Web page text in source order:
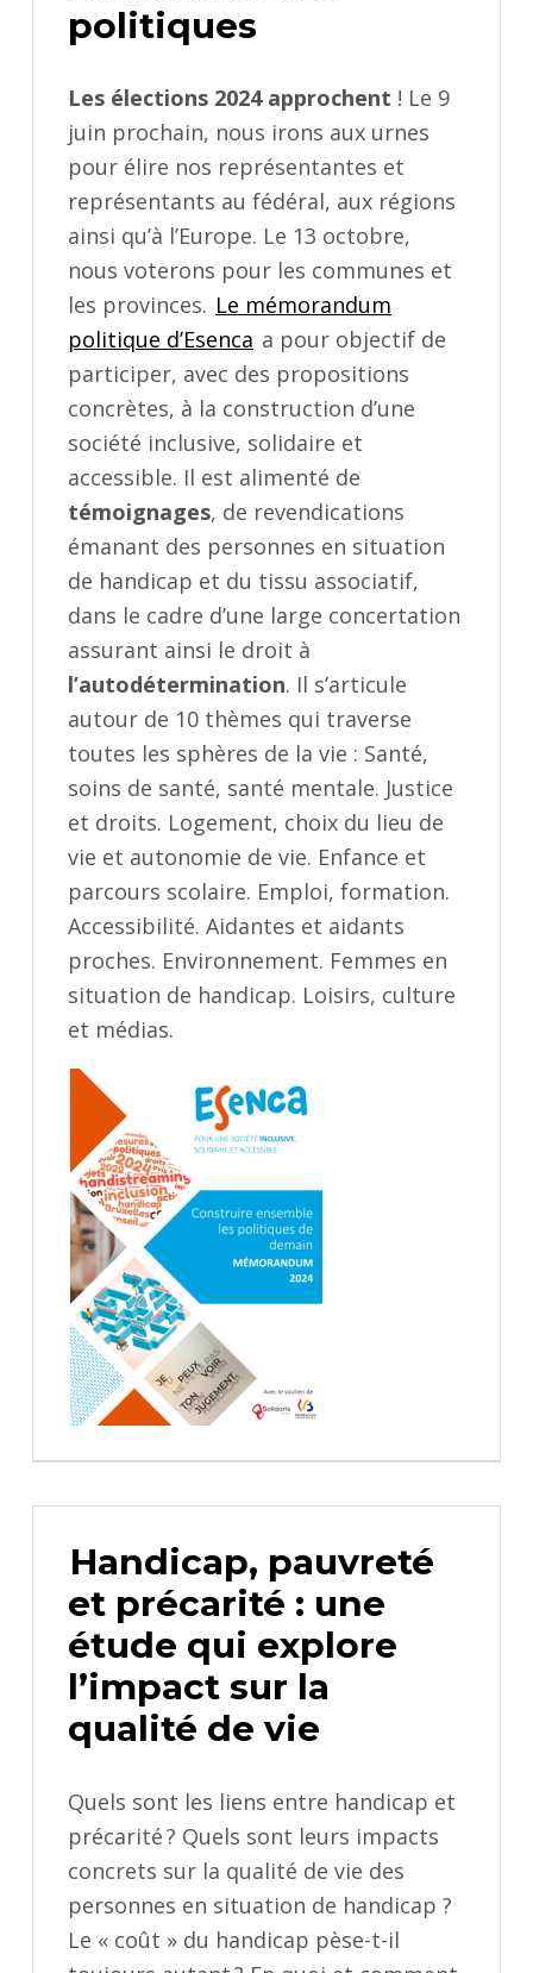
politiques
Les élections 2024 approchent ! Le 9
juin prochain, nous irons aux urnes
pour élire nos représentantes et
représentants au fédéral, aux régions
ainsi qu’à l’Europe. Le 13 octobre,
nous voterons pour les communes et
les provinces. Le mémorandum
politique d’Esenca a pour objectif de
participer, avec des propositions
concrètes, à la construction d’une
société inclusive, solidaire et
accessible. Il est alimenté de
témoignages, de revendications
émanant des personnes en situation
de handicap et du tissu associatif,
dans le cadre d’une large concertation
assurant ainsi le droit à
l’autodétermination. Il s’articule
autour de 10 thèmes qui traverse
toutes les sphères de la vie : Santé,
soins de santé, santé mentale. Justice
et droits. Logement, choix du lieu de
vie et autonomie de vie. Enfance et
parcours scolaire. Emploi, formation.
Accessibilité. Aidantes et aidants
proches. Environnement. Femmes en
situation de handicap. Loisirs, culture
et médias.
Handicap, pauvreté
et précarité : une
étude qui explore
l’impact sur la
qualité de vie
Quels sont les liens entre handicap et
précarité ? Quels sont leurs impacts
concrets sur la qualité de vie des
personnes en situation de handicap ?
Le « coût » du handicap pèse-t-il